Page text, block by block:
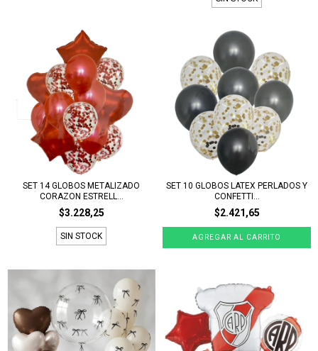
SET 14 GLOBOS METALIZADO
CORAZON ESTRELL...
$3.228,25
SIN STOCK
SET 10 GLOBOS LATEX PERLADOS Y
CONFETTI...
$2.421,65